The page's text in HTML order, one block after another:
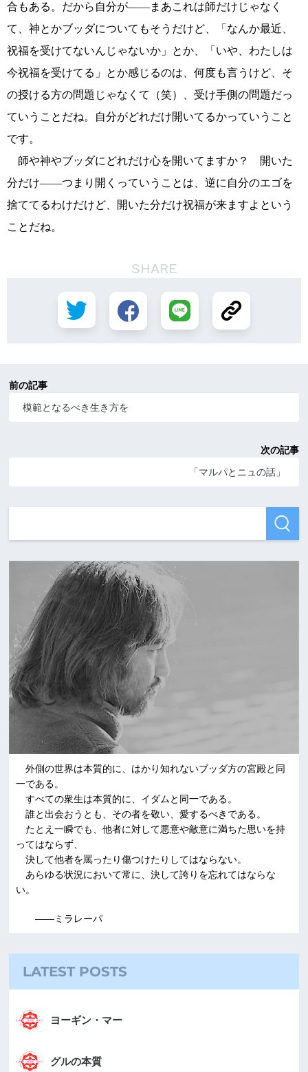
合もある。だから自分が――まあこれは師だけじゃなく
て、神とかブッダについてもそうだけど、「なんか最近、
祝福を受けてないんじゃないか」とか、「いや、わたしは
今祝福を受けてる」とか感じるのは、何度も言うけど、そ
の授ける方の問題じゃなくて（笑）、受け手側の問題だっ
ていうことだね。自分がどれだけ開いてるかっていうこと
です。
師や神やブッダにどれだけ心を開いてますか？ 開いた
分だけ――つまり開くっていうことは、逆に自分のエゴを
捨ててるわけだけど、開いた分だけ祝福が来ますよという
ことだね。
SHARE
前の記事
模範となるべき生き方を
次の記事
「マルパとニュの話」
外側の世界は本質的に、はかり知れないブッダ方の宮殿と同
一である。
すべての衆生は本質的に、イダムと同一である。
誰と出会おうとも、その者を敬い、愛するべきである。
たとえ一瞬でも、他者に対して悪意や敵意に満ちた思いを持
ってはならず、
決して他者を罵ったり傷つけたりしてはならない。
あらゆる状況において常に、決して誇りを忘れてはならな
い。
――ミラレーパ
LATEST POSTS
ヨーギン・マー
グルの本質